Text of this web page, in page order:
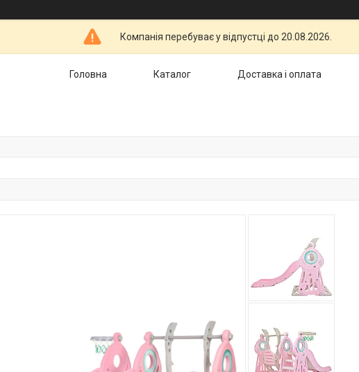
Компанія перебуває у відпустці до 20.08.2026.
Головна Каталог Доставка і оплата